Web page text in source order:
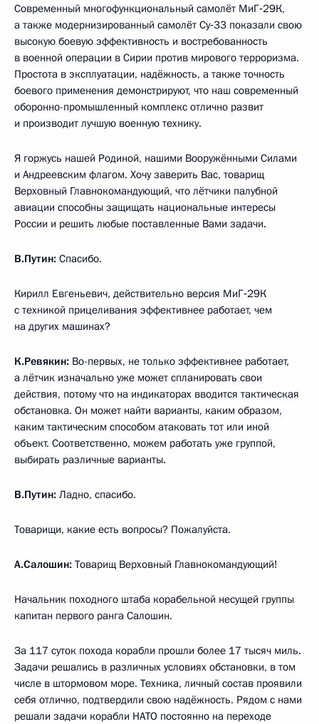
Современный многофункциональный самолёт МиГ‑29К,
а также модернизированный самолёт Су‑33 показали свою
высокую боевую эффективность и востребованность
в военной операции в Сирии против мирового терроризма.
Простота в эксплуатации, надёжность, а также точность
боевого применения демонстрируют, что наш современный
оборонно-промышленный комплекс отлично развит
и производит лучшую военную технику.
Я горжусь нашей Родиной, нашими Вооружёнными Силами
и Андреевским флагом. Хочу заверить Вас, товарищ
Верховный Главнокомандующий, что лётчики палубной
авиации способны защищать национальные интересы
России и решить любые поставленные Вами задачи.
В.Путин: Спасибо.
Кирилл Евгеньевич, действительно версия МиГ‑29К
с техникой прицеливания эффективнее работает, чем
на других машинах?
К.Ревякин: Во-первых, не только эффективнее работает,
а лётчик изначально уже может спланировать свои
действия, потому что на индикаторах вводится тактическая
обстановка. Он может найти варианты, каким образом,
каким тактическим способом атаковать тот или иной
объект. Соответственно, можем работать уже группой,
выбирать различные варианты.
В.Путин: Ладно, спасибо.
Товарищи, какие есть вопросы? Пожалуйста.
А.Салошин: Товарищ Верховный Главнокомандующий!
Начальник походного штаба корабельной несущей группы
капитан первого ранга Салошин.
За 117 суток похода корабли прошли более 17 тысяч миль.
Задачи решались в различных условиях обстановки, в том
числе в штормовом море. Техника, личный состав проявили
себя отлично, подтвердили свою надёжность. Рядом с нами
решали задачи корабли НАТО постоянно на переходе